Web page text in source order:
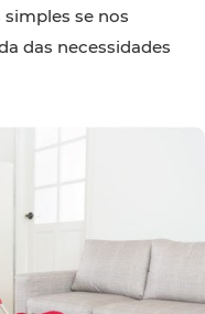
simples se nos
das necessidades